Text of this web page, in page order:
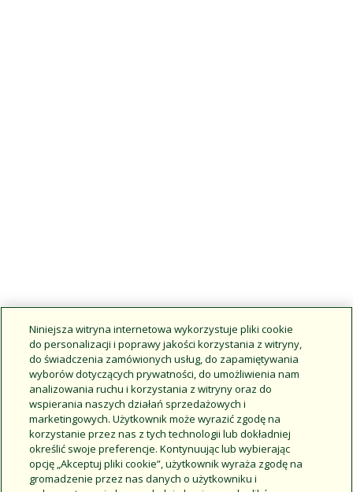
Niniejsza witryna internetowa wykorzystuje pliki cookie
do personalizacji i poprawy jakości korzystania z witryny,
do świadczenia zamówionych usług, do zapamiętywania
wyborów dotyczących prywatności, do umożliwienia nam
analizowania ruchu i korzystania z witryny oraz do
wspierania naszych działań sprzedażowych i
marketingowych. Użytkownik może wyrazić zgodę na
korzystanie przez nas z tych technologii lub dokładniej
określić swoje preferencje. Kontynuując lub wybierając
opcję „Akceptuj pliki cookie”, użytkownik wyraża zgodę na
gromadzenie przez nas danych o użytkowniku i